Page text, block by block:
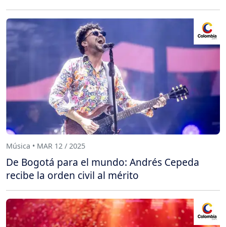
Música • MAR 12 / 2025
De Bogotá para el mundo: Andrés Cepeda
recibe la orden civil al mérito